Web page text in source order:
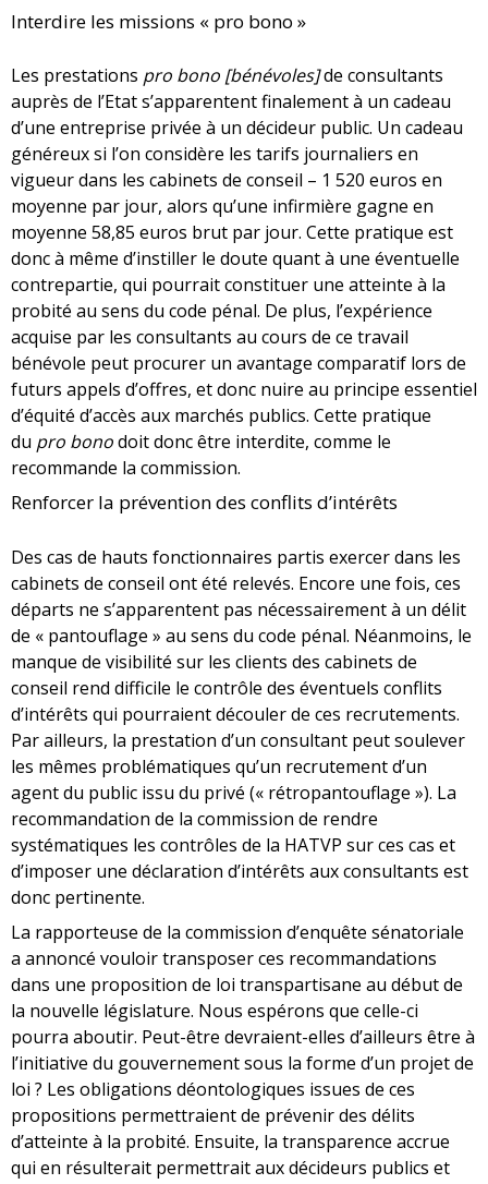
Interdire les missions « pro bono »
Les prestations pro bono [bénévoles]de consultants
auprès de l’Etat s’apparentent finalement à un cadeau
d’une entreprise privée à un décideur public. Un cadeau
généreux si l’on considère les tarifs journaliers en
vigueur dans les cabinets de conseil – 1 520 euros en
moyenne par jour, alors qu’une infirmière gagne en
moyenne 58,85 euros brut par jour. Cette pratique est
donc à même d’instiller le doute quant à une éventuelle
contrepartie, qui pourrait constituer une atteinte à la
probité au sens du code pénal. De plus, l’expérience
acquise par les consultants au cours de ce travail
bénévole peut procurer un avantage comparatif lors de
futurs appels d’offres, et donc nuire au principe essentiel
d’équité d’accès aux marchés publics. Cette pratique
du pro bonodoit donc être interdite, comme le
recommande la commission.
Renforcer la prévention des conflits d’intérêts
Des cas de hauts fonctionnaires partis exercer dans les
cabinets de conseil ont été relevés. Encore une fois, ces
départs ne s’apparentent pas nécessairement à un délit
de « pantouflage » au sens du code pénal. Néanmoins, le
manque de visibilité sur les clients des cabinets de
conseil rend difficile le contrôle des éventuels conflits
d’intérêts qui pourraient découler de ces recrutements.
Par ailleurs, la prestation d’un consultant peut soulever
les mêmes problématiques qu’un recrutement d’un
agent du public issu du privé (« rétropantouflage »). La
recommandation de la commission de rendre
systématiques les contrôles de la HATVP sur ces cas et
d’imposer une déclaration d’intérêts aux consultants est
donc pertinente.
La rapporteuse de la commission d’enquête sénatoriale
a annoncé vouloir transposer ces recommandations
dans une proposition de loi transpartisane au début de
la nouvelle législature. Nous espérons que celle-ci
pourra aboutir. Peut-être devraient-elles d’ailleurs être à
l’initiative du gouvernement sous la forme d’un projet de
loi ? Les obligations déontologiques issues de ces
propositions permettraient de prévenir des délits
d’atteinte à la probité. Ensuite, la transparence accrue
qui en résulterait permettrait aux décideurs publics et